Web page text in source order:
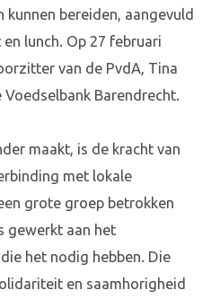
bereiden, aangevuld
lunch. Op 27 februari
van de PvdA, Tina
Barendrecht.
maakt, is de kracht van
met lokale
grote groep betrokken
gewerkt aan het
het nodig hebben. Die
en saamhorigheid